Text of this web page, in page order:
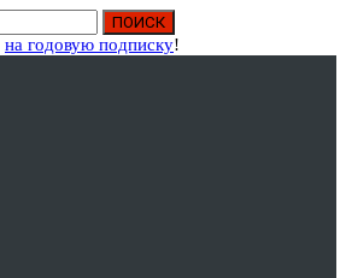
на годовую подписку!